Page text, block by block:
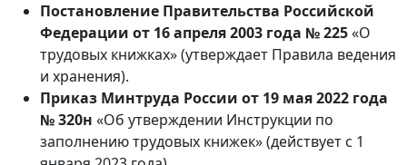
Постановление Правительства Российской
Федерации от 16 апреля 2003 года № 225«О
трудовых книжках» (утверждает Правила ведения
и хранения).
Приказ Минтруда России от 19 мая 2022 года
№ 320н «Об утверждении Инструкции по
заполнению трудовых книжек» (действует с 1